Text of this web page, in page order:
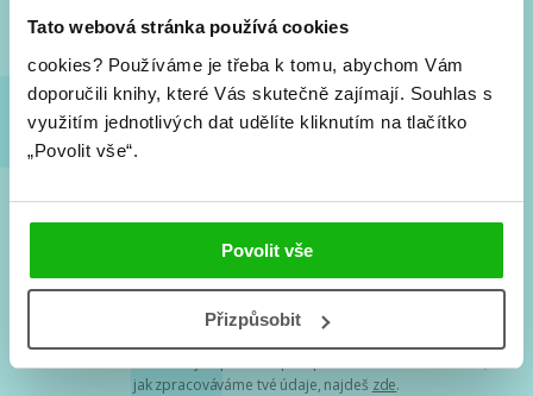
Tato webová stránka používá cookies
cookies? Používáme je třeba k tomu, abychom Vám
doporučili knihy, které Vás skutečně zajímají. Souhlas s
využitím jednotlivých dat udělíte kliknutím na tlačítko
„Povolit vše“.
Povolit vše
Přizpůsobit
Souhlasím spodmínkami zpracování osobních údajů
Tvá e-mailová adresa je u nás v bezpečí. Přečti si
jak zpracováváme tvé údaje, najdeš zde.